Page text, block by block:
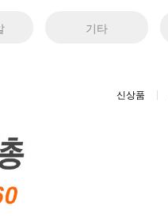
기타
신상품